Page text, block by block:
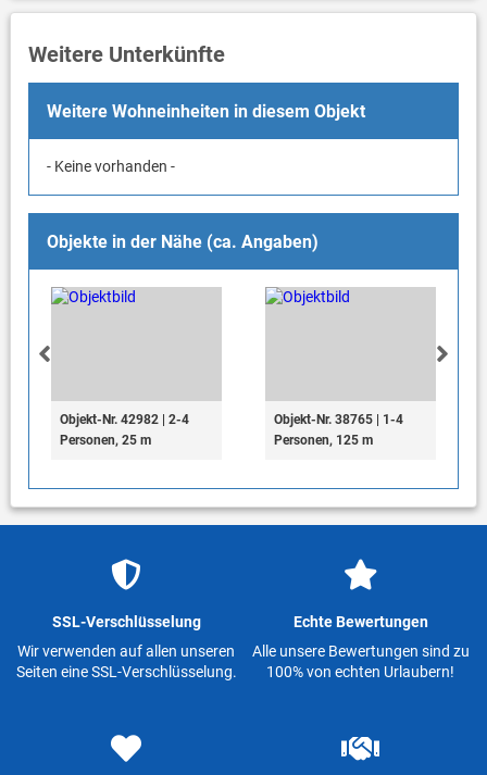
Weitere Unterkünfte
Weitere Wohneinheiten in diesem Objekt
- Keine vorhanden -
Objekte in der Nähe (ca. Angaben)
Objekt-Nr. 42982 | 2-4
Personen, 25 m
Objekt-Nr. 38765 | 1-4
Personen, 125 m
SSL-Verschlüsselung
Wir verwenden auf allen unseren
Seiten eine SSL-Verschlüsselung.
Echte Bewertungen
Alle unsere Bewertungen sind zu
100% von echten Urlaubern!